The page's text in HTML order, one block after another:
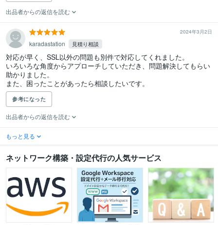
出品者からの返信を読む
2024年3月2日
karadastation 見積り相談
対応が早く、SSL以外の問題も別件で対応してくれました。
いろいろな角度からアプローチしていただき、問題解決してもらい
助かりました。
また、困ったことがあったら相談したいです。
参考になった
出品者からの返信を読む
もっと見る
ネットワーク構築・設定代行の人気サービス